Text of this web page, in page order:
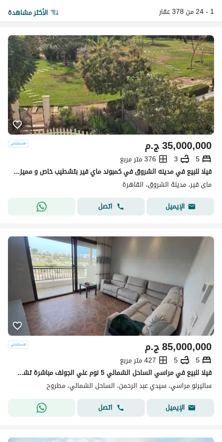
1 - 24 من 378 عقار الأكثر مشاهدة
ج.م35,000,000
5
3
376 متر مربع
فيلا للبيع في مدينه الشروق في كمبوند ماي فير بتشطيب خاص و مميز علي الوايد جاردن والمساحات الخضراء . بمساحه الارض 850م و مساحه المباني 376م .
ماى فير، مدينة الشروق، القاهرة
الإيميل
اتصل
ج.م85,000,000
5
5
427 متر مربع
فيلا للبيع في مراسي الساحل الشمالي 5 نوم علي الجولف مباشرة تشطيب فندقي بالعفش و التكيفات اول سكن 700م
ساليرنو مراسي، سيدي عبد الرحمن، الساحل الشمالي، مطروح
الإيميل
اتصل